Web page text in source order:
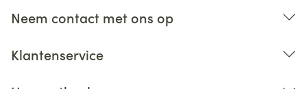
Neem contact met ons op
Klantenservice